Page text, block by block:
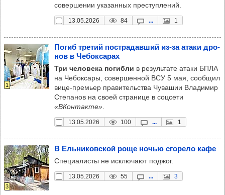
совершении указанных преступлений.
13.05.2026 84 ... 1
1
Погиб тре­тий пос­тра­дав­ший из-за атаки дро­
нов в Чебок­са­рах
Три человека погибли в результате атаки БПЛА
на Чебоксары, совершенной ВСУ 5 мая, сообщил
вице-премьер правительства Чувашии Владимир
Степанов на своей странице в соцсети
«ВКонтакте»
13.05.2026 100 ... 1
3
В Ель­ни­ков­ской роще ночью сго­рело кафе
Специалисты не исключают поджог.
13.05.2026 55 ... 3